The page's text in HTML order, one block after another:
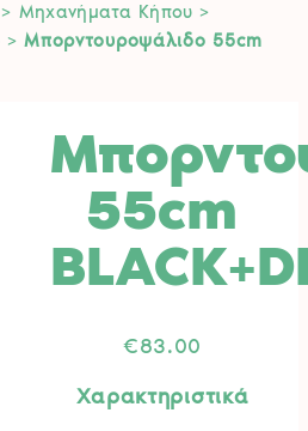
> Μηχανήματα Κήπου >
>Μπορντουροψάλιδο 55cm
55cm
€83.00
Χαρακτηριστικά